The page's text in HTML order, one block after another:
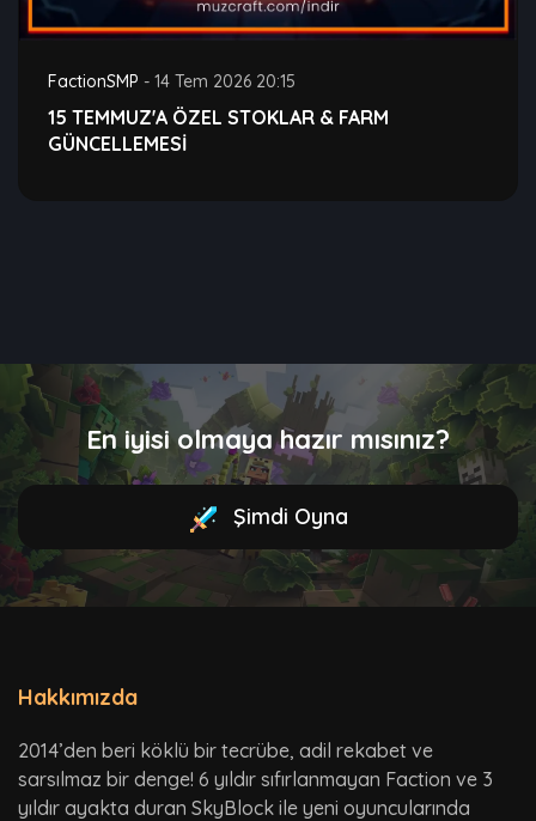
FactionSMP - 14 Tem 2026 20:15
15 TEMMUZ'A ÖZEL STOKLAR & FARM
GÜNCELLEMESİ
En iyisi olmaya hazır mısınız?
Şimdi Oyna
Hakkımızda
2014’den beri köklü bir tecrübe, adil rekabet ve
sarsılmaz bir denge! 6 yıldır sıfırlanmayan Faction ve 3
yıldır ayakta duran SkyBlock ile yeni oyuncularında